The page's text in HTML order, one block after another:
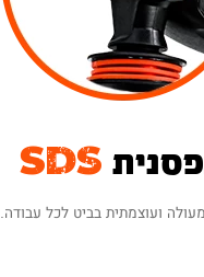
SDS
ועוצמתית בביט לכל עבודה.